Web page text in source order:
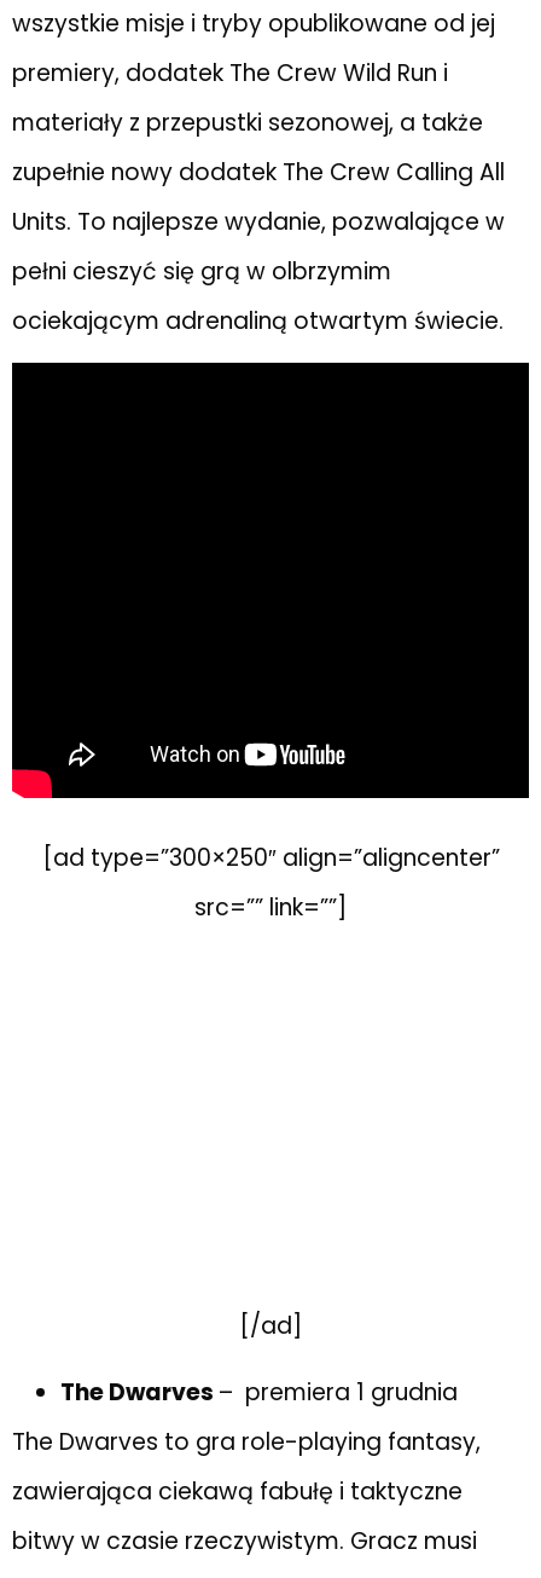
wszystkie misje i tryby opublikowane od jej
premiery, dodatek The Crew Wild Run i
materiały z przepustki sezonowej, a także
zupełnie nowy dodatek The Crew Calling All
Units. To najlepsze wydanie, pozwalające w
pełni cieszyć się grą w olbrzymim
ociekającym adrenaliną otwartym świecie.
[ad type=”300×250″ align=”aligncenter”
src=”” link=””]
[/ad]
The Dwarves – premiera 1 grudnia
The Dwarves to gra role-playing fantasy,
zawierająca ciekawą fabułę i taktyczne
bitwy w czasie rzeczywistym. Gracz musi